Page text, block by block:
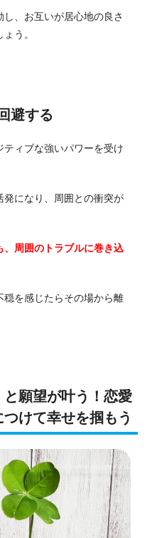
、お互いが居心地の良さ
う。
避する
ィブな強いパワーを受け
発になり、周囲との衝突が
、周囲のトラブルに巻き込
を感じたらその場から離
願望が叶う！恋愛
けて幸せを掴もう